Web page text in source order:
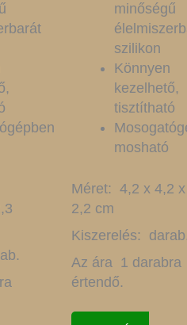
minőségű
szilikon
Könnyen
kezelhető,
tisztítható
mosható
Méret: 4,2 x 4,2 x
2,2 cm
Kiszerelés:
Az ára 1 darabra
értendő.